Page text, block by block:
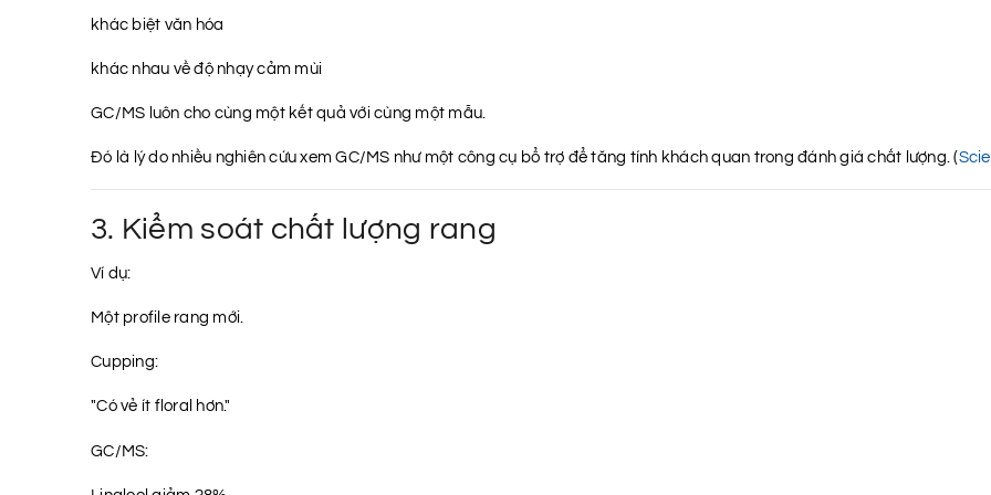
khác biệt văn hóa
khác nhau về độ nhạy cảm mùi
GC/MS luôn cho cùng một kết quả với cùng một mẫu.
Đó là lý do nhiều nghiên cứu xem GC/MS như một công cụ bổ trợ để tăng tính khách quan trong đánh giá chất lượng. (
3. Kiểm soát chất lượng rang
Ví dụ:
Một profile rang mới.
Cupping:
"Có vẻ ít floral hơn."
GC/MS: